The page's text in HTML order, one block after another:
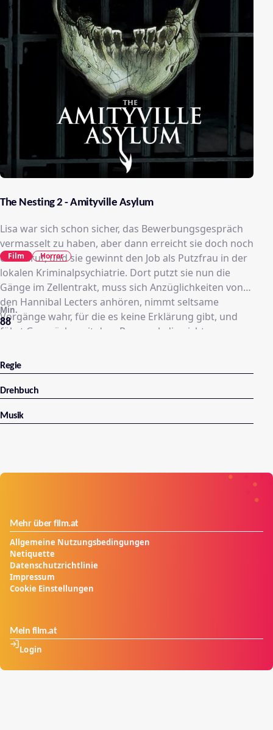
The Nesting 2 - Amityville Asylum
Lisa war sich schon sicher, das Bewerbungsgespräch
vermasselt zu haben, aber dann erreicht sie doch noch
der Anruf, und sie gewinnt den Job als Putzfrau in der
lokalen Kriminalpsychiatrie. Dort putzt sie nun die
Gänge im Zellentrakt, muss sich Anzüglichkeiten von
den Hannibal Lecters anhören, nimmt seltsame
Vorgänge wahr, für die es keine Erklärung gibt, und
führt Gespräche mit dem Personal, die nicht
so stellt sich heraus, hat die Klinik eine dunkle
Vergangenheit. Und die holt auch Lisa ein.
88
Min.
Film Horror
Regie
Drehbuch
Musik
Mehr über film.at
Allgemeine Nutzungsbedingungen
Netiquette
Datenschutzrichtlinie
Impressum
Cookie Einstellungen
Mein film.at
Login